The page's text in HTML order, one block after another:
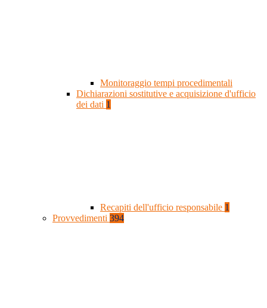
Monitoraggio tempi procedimentali
Dichiarazioni sostitutive e acquisizione d'ufficio
dei dati 1
Recapiti dell'ufficio responsabile 1
Provvedimenti 394